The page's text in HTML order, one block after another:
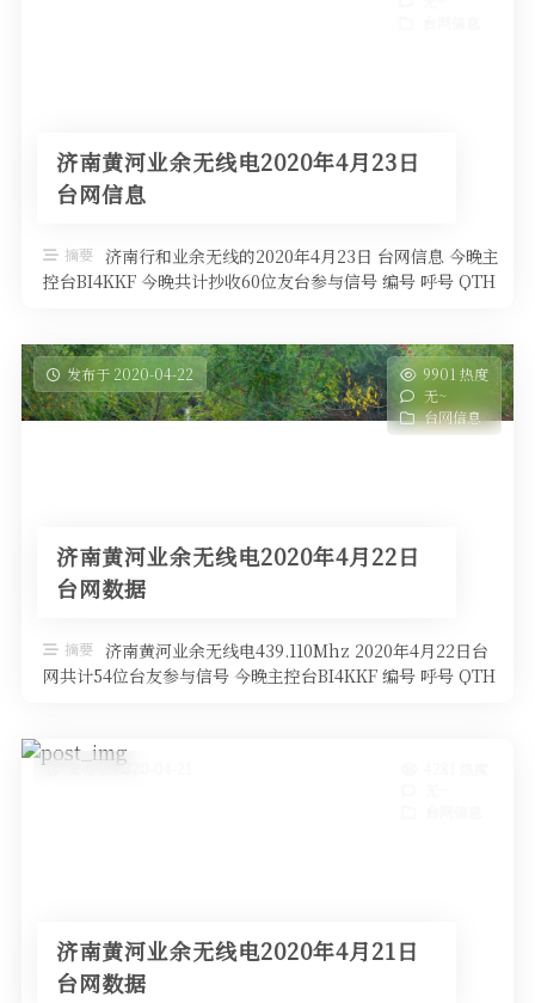
济南黄河业余无线电2020年4月23日
台网信息
摘要 济南行和业余无线的2020年4月23日 台网信息 今晚主
控台BI4KKF 今晚共计抄收60位友台参与信号 编号 呼号 QTH
发布于 2020-04-22
9901 热度
无~
台网信息
济南黄河业余无线电2020年4月22日
台网数据
摘要 济南黄河业余无线电439.110Mhz 2020年4月22日台
网共计54位台友参与信号 今晚主控台BI4KKF 编号 呼号 QTH
发布于 2020-04-21
济南黄河业余无线电2020年4月21日
台网数据